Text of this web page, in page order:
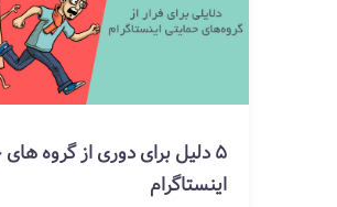
5 دلیل برای دوری از گروه
اینستاگرام